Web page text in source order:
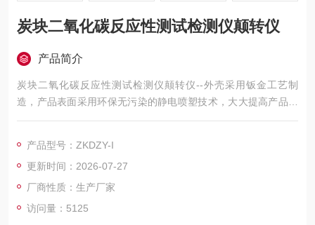
炭块二氧化碳反应性测试检测仪颠转仪
产品简介
炭块二氧化碳反应性测试检测仪颠转仪--外壳采用钣金工艺制
造，产品表面采用环保无污染的静电喷塑技术，大大提高产品的
耐磨、耐腐蚀性能。该仪器所用真空泵、传感器及其控制元件均
控制器（PLC）控制，实验过程和数据全智能化处理；通过软件
可实现远程监控和数据分析。便捷的人机交互界面、高精度，智
能化的测量技术，助力提升企业产品测量效率。
产品型号：ZKDZY-I
更新时间：2026-07-27
厂商性质：生产厂家
访问量：5125